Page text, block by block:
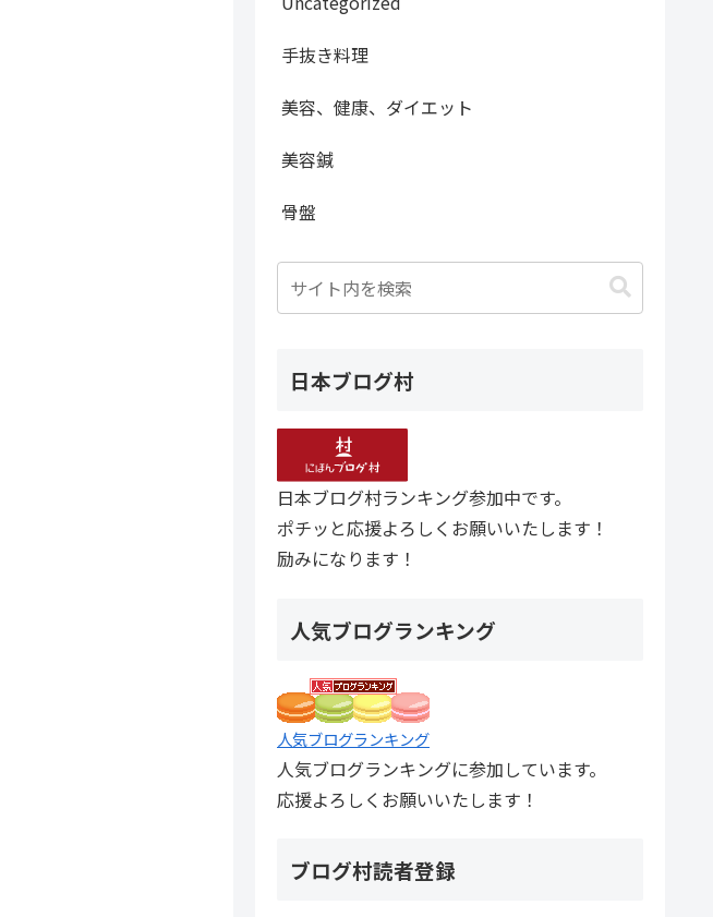
手抜き料理
美容、健康、ダイエット
美容鍼
骨盤
日本ブログ村
日本ブログ村ランキング参加中です。
ポチッと応援よろしくお願いいたします！
励みになります！
人気ブログランキング
人気ブログランキング
人気ブログランキングに参加しています。
応援よろしくお願いいたします！
ブログ村読者登録